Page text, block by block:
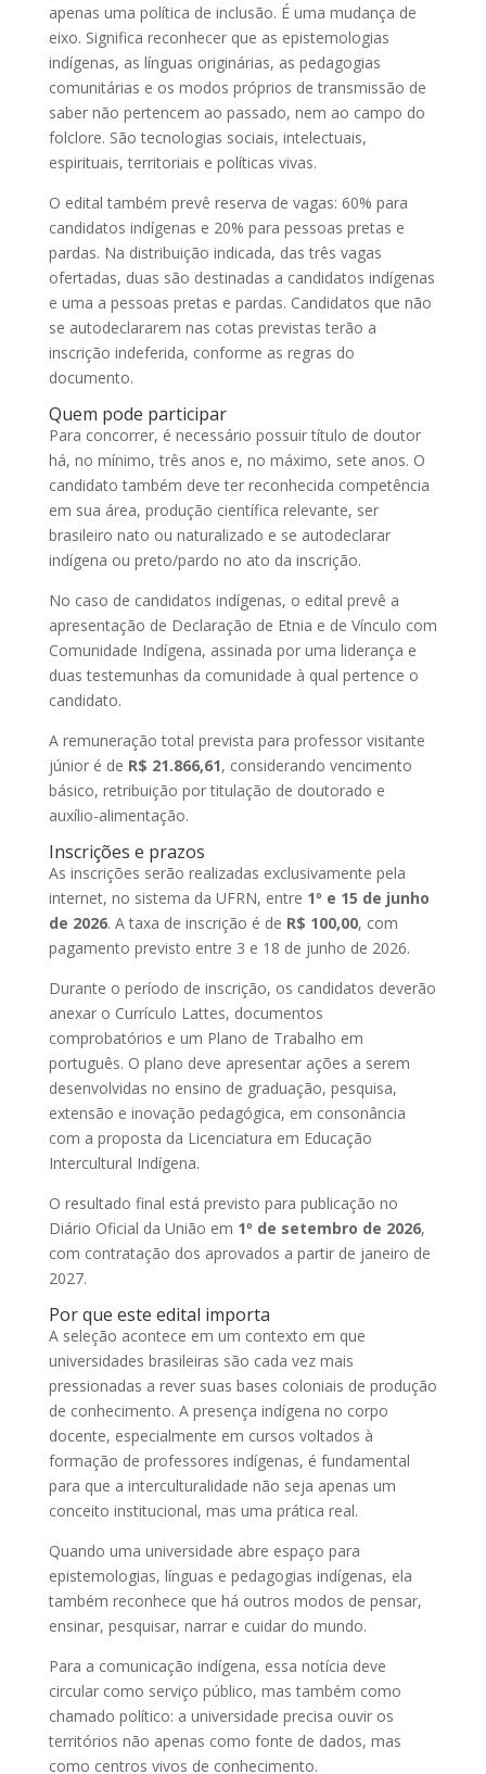
apenas uma política de inclusão. É uma mudança de
eixo. Significa reconhecer que as epistemologias
indígenas, as línguas originárias, as pedagogias
comunitárias e os modos próprios de transmissão de
saber não pertencem ao passado, nem ao campo do
folclore. São tecnologias sociais, intelectuais,
espirituais, territoriais e políticas vivas.
O edital também prevê reserva de vagas: 60% para
candidatos indígenas e 20% para pessoas pretas e
pardas. Na distribuição indicada, das três vagas
ofertadas, duas são destinadas a candidatos indígenas
e uma a pessoas pretas e pardas. Candidatos que não
se autodeclararem nas cotas previstas terão a
inscrição indeferida, conforme as regras do
documento.
Quem pode participar
Para concorrer, é necessário possuir título de doutor
há, no mínimo, três anos e, no máximo, sete anos. O
candidato também deve ter reconhecida competência
em sua área, produção científica relevante, ser
brasileiro nato ou naturalizado e se autodeclarar
indígena ou preto/pardo no ato da inscrição.
No caso de candidatos indígenas, o edital prevê a
apresentação de Declaração de Etnia e de Vínculo com
Comunidade Indígena, assinada por uma liderança e
duas testemunhas da comunidade à qual pertence o
candidato.
A remuneração total prevista para professor visitante
júnior é de R$ 21.866,61, considerando vencimento
básico, retribuição por titulação de doutorado e
auxílio-alimentação.
Inscrições e prazos
As inscrições serão realizadas exclusivamente pela
internet, no sistema da UFRN, entre 1º e 15 de junho
de 2026. A taxa de inscrição é de R$ 100,00, com
pagamento previsto entre 3 e 18 de junho de 2026.
Durante o período de inscrição, os candidatos deverão
anexar o Currículo Lattes, documentos
comprobatórios e um Plano de Trabalho em
português. O plano deve apresentar ações a serem
desenvolvidas no ensino de graduação, pesquisa,
extensão e inovação pedagógica, em consonância
com a proposta da Licenciatura em Educação
Intercultural Indígena.
O resultado final está previsto para publicação no
Diário Oficial da União em 1º de setembro de 2026,
com contratação dos aprovados a partir de janeiro de
2027.
Por que este edital importa
A seleção acontece em um contexto em que
universidades brasileiras são cada vez mais
pressionadas a rever suas bases coloniais de produção
de conhecimento. A presença indígena no corpo
docente, especialmente em cursos voltados à
formação de professores indígenas, é fundamental
para que a interculturalidade não seja apenas um
conceito institucional, mas uma prática real.
Quando uma universidade abre espaço para
epistemologias, línguas e pedagogias indígenas, ela
também reconhece que há outros modos de pensar,
ensinar, pesquisar, narrar e cuidar do mundo.
Para a comunicação indígena, essa notícia deve
circular como serviço público, mas também como
chamado político: a universidade precisa ouvir os
territórios não apenas como fonte de dados, mas
como centros vivos de conhecimento.